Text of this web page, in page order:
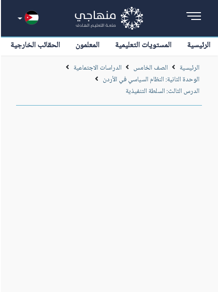
الرئيسية المستويات التعليمية المعلمون الحقائب الخارجية
الرئيسية الصف الخامس
الدراسات الاجتماعية
الوحدة الثانية: النظام السياسي في الأردن
الدرس الثالث: السلطة التنفيذية